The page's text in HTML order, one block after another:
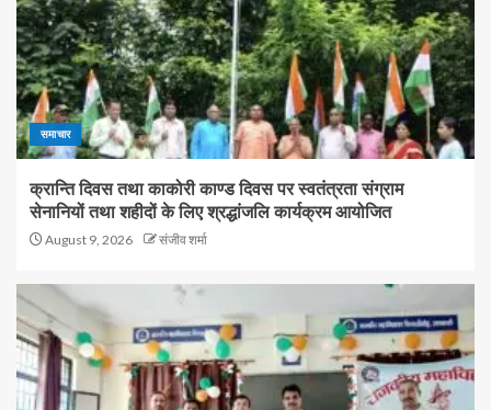
समाचार
क्रान्ति दिवस तथा काकोरी काण्ड दिवस पर स्वतंत्रता संग्राम
सेनानियों तथा शहीदों के लिए श्रद्धांजलि कार्यक्रम आयोजित
August 9, 2026 संजीव शर्मा